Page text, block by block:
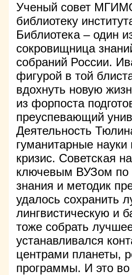
Ученый совет
библиотеку
Библиотека – один
сокровищница
собраний России.
фигурой в той
вдохнуть новую
из форпоста
преуспевающий
Деятельность
гуманитарные
кризис. Советская
ключевым ВУЗом по
знания и методик
удалось сохранить
лингвистическую и
тоже собрать
устанавливался
центрами планеты,
программы. И это во